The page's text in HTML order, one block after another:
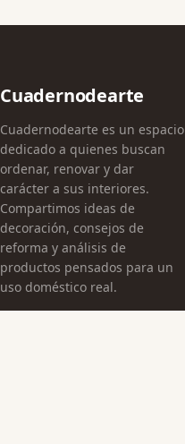
Cuadernodearte
Cuadernodearte es un espacio
dedicado a quienes buscan
ordenar, renovar y dar
carácter a sus interiores.
Compartimos ideas de
decoración, consejos de
reforma y análisis de
productos pensados para un
uso doméstico real.